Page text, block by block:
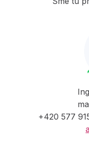
+420 577